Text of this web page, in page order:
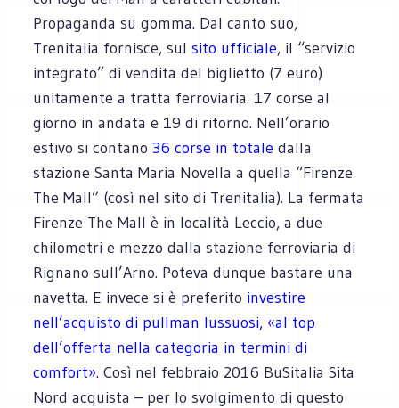
Propaganda su gomma. Dal canto suo,
Trenitalia fornisce, sulsito ufficiale, il “servizio
integrato” di vendita del biglietto (7 euro)
unitamente a tratta ferroviaria. 17 corse al
giorno in andata e 19 di ritorno. Nell’orario
estivo si contano 36 corse in totale dalla
stazione Santa Maria Novella a quella “Firenze
The Mall” (così nel sito di Trenitalia). La fermata
Firenze The Mall è in località Leccio, a due
chilometri e mezzo dalla stazione ferroviaria di
Rignano sull’Arno. Poteva dunque bastare una
navetta. E invece si è preferito investire
nell’acquisto di pullman lussuosi, «al top
dell’offerta nella categoria in termini di
comfort». Così nel febbraio 2016 BuSitalia Sita
Nord acquista – per lo svolgimento di questo